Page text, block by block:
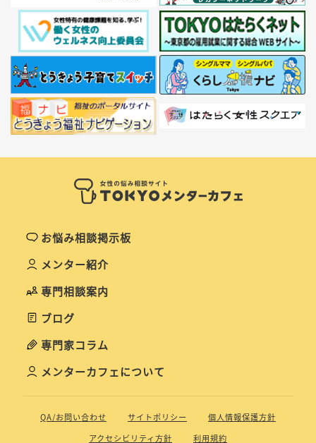
お悩み相談掲示板
メンター紹介
専門相談案内
ブログ
専門家コラム
メンターカフェについて
QA/お問い合わせ サイトポリシー
個人情報保護方針
アクセシビリティ方針
利用規約